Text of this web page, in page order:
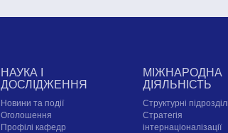
НАУКА І
ДОСЛІДЖЕННЯ
Новини та події
Оголошення
Профілі кафедр
МІЖНАРОДНА
ДІЯЛЬНІСТЬ
Структурні
Стратегія
інтернаціоналізації